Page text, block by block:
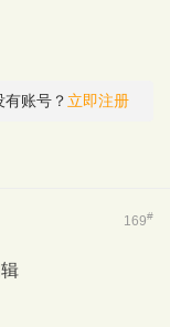
账号？ 立即注册
169#